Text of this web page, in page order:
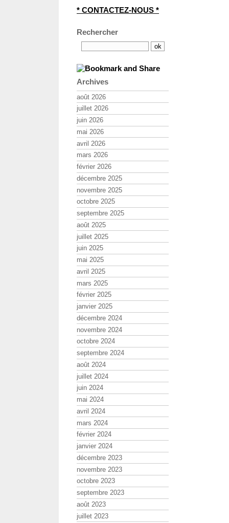
* CONTACTEZ-NOUS *
Rechercher
Archives
août 2026
juillet 2026
juin 2026
mai 2026
avril 2026
mars 2026
février 2026
décembre 2025
novembre 2025
octobre 2025
septembre 2025
août 2025
juillet 2025
juin 2025
mai 2025
avril 2025
mars 2025
février 2025
janvier 2025
décembre 2024
novembre 2024
octobre 2024
septembre 2024
août 2024
juillet 2024
juin 2024
mai 2024
avril 2024
mars 2024
février 2024
janvier 2024
décembre 2023
novembre 2023
octobre 2023
septembre 2023
août 2023
juillet 2023